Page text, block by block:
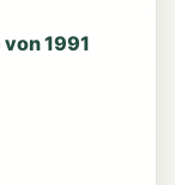
1991